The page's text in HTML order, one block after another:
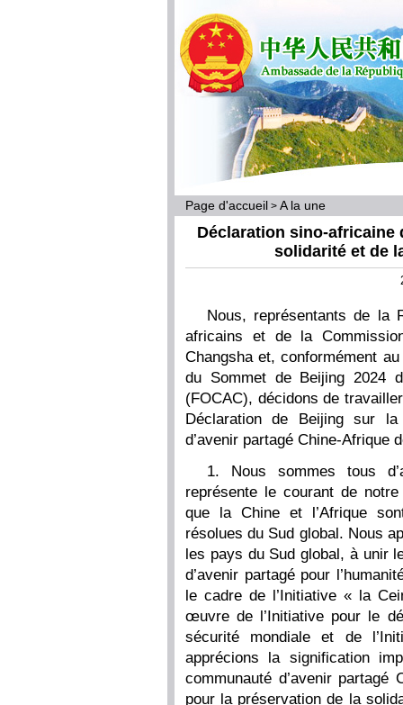
Page d'accueil > A la une
Déclaration sino-africaine
solidarité et de
Nous, représentants de la
africains et de la
Changsha et, conformément
du Sommet de Beijing 2024
(FOCAC), décidons de
Déclaration de Beijing sur la
d’avenir partagé Chine-Afrique
1. Nous sommes tous
représente le courant de
que la Chine et l’Afrique
résolues du Sud global. Nous
les pays du Sud global, à unir
d’avenir partagé pour
le cadre de l’Initiative « la
œuvre de l’Initiative pour le
sécurité mondiale et de
apprécions la signification
communauté d’avenir partagé
pour la préservation de la